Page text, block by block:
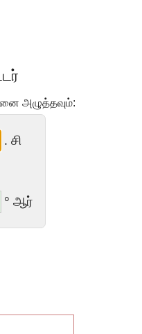
அழுத்தவும்:
. சி
° ஆர்